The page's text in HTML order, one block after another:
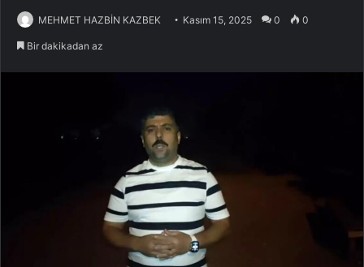
MEHMET HAZBİN KAZBEK Kasım 15, 2025 0 0
Bir dakikadan az